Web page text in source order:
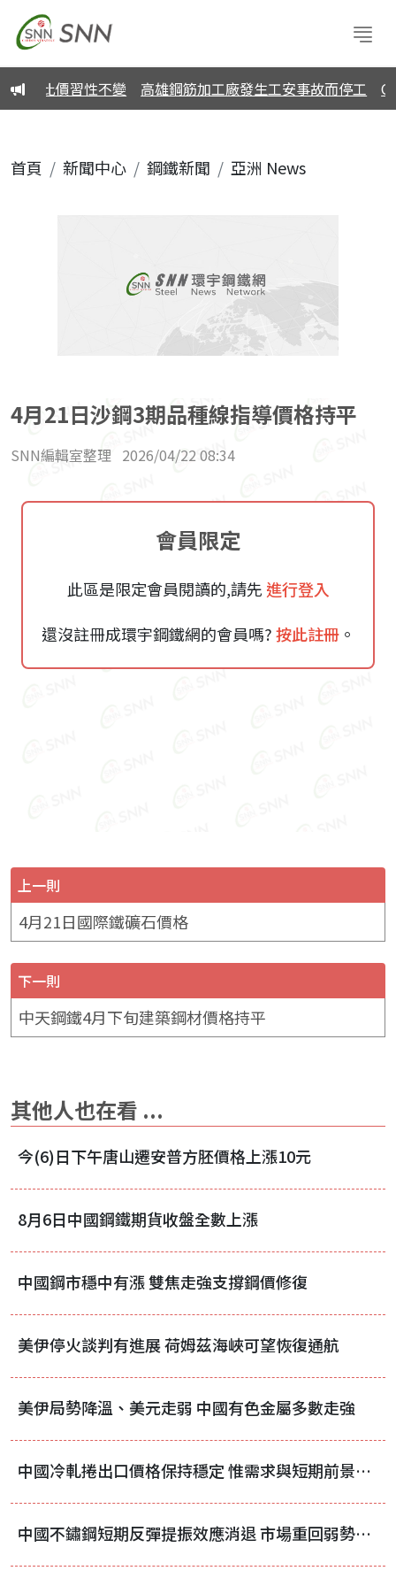
處比價習性不變 高雄鋼筋加工廠發生工安事故而停工
首頁 新聞中心 鋼鐵新聞 亞洲 News
4月21日沙鋼3期品種線指導價格持平
SNN編輯室整理 2026/04/22 08:34
會員限定
此區是限定會員閱讀的,請先 進行登入
還沒註冊成環宇鋼鐵網的會員嗎?按此註冊。
上一則
4月21日國際鐵礦石價格
下一則
中天鋼鐵4月下旬建築鋼材價格持平
其他人也在看 ...
今(6)日下午唐山遷安普方胚價格上漲10元
8月6日中國鋼鐵期貨收盤全數上漲
中國鋼市穩中有漲 雙焦走強支撐鋼價修復
美伊停火談判有進展 荷姆茲海峽可望恢復通航
美伊局勢降溫、美元走弱 中國有色金屬多數走強
中國冷軋捲出口價格保持穩定 惟需求與短期前景未見好轉
中國不鏽鋼短期反彈提振效應消退 市場重回弱勢震盪格局